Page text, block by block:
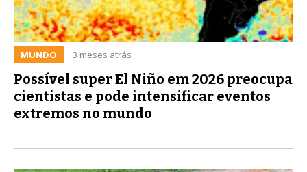
MUNDO 3 meses atrás
Possível super El Niño em 2026 preocupa
cientistas e pode intensificar eventos
extremos no mundo